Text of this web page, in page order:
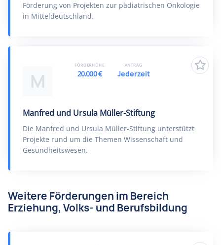
Förderung von Projekten zur pädiatrischen Onkologie
in Mitteldeutschland.
M
Manfred und Ursula Müller-Stiftung
Die Manfred und Ursula Müller-Stiftung unterstützt
Projekte rund um die Themen Wissenschaft und
Gesundheitswesen.
FÖRDERHÖHE
20.000 €
ANTRAG
Jederzeit
Weitere Förderungen im Bereich
Erziehung, Volks- und Berufsbildung